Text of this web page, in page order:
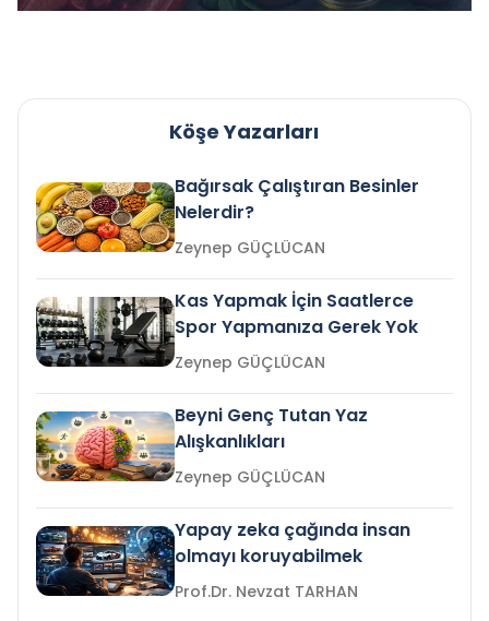
Köşe Yazarları
Bağırsak Çalıştıran Besinler
Nelerdir?
Zeynep GÜÇLÜCAN
Kas Yapmak İçin Saatlerce
Spor Yapmanıza Gerek Yok
Zeynep GÜÇLÜCAN
Beyni Genç Tutan Yaz
Alışkanlıkları
Zeynep GÜÇLÜCAN
Yapay zeka çağında insan
olmayı koruyabilmek
Prof.Dr. Nevzat TARHAN